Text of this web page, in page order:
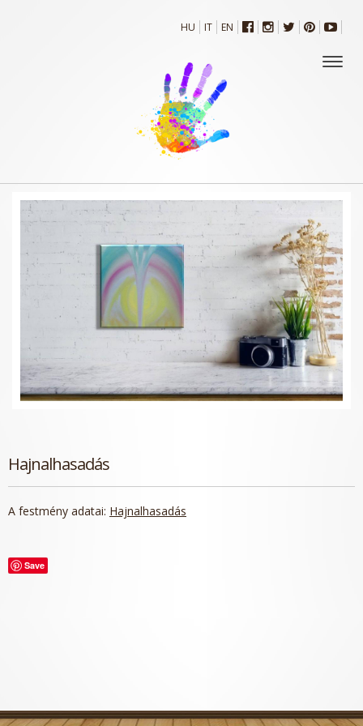
HU IT EN
Hajnalhasadás
A festmény adatai: Hajnalhasadás
Save